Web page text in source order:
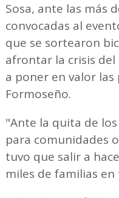
Sosa, ante las más
convocadas al
que se sortearon
afrontar la crisis
a poner en valor
Formoseño.
"Ante la quita de
para comunidades
tuvo que salir a
miles de familias